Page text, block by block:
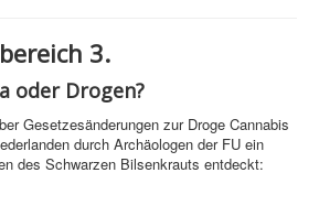
3.
oder Drogen?
Gesetzesänderungen zur Droge Cannabis
durch Archäologen der FU ein
des Schwarzen Bilsenkrauts entdeckt: